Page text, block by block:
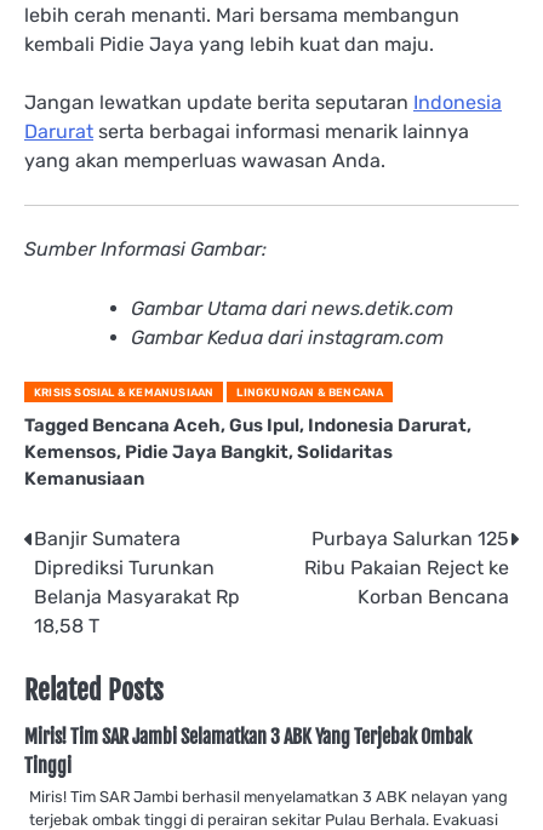
lebih cerah menanti. Mari bersama membangun
kembali Pidie Jaya yang lebih kuat dan maju.
Jangan lewatkan update berita seputaran Indonesia
Darurat serta berbagai informasi menarik lainnya
yang akan memperluas wawasan Anda.
Sumber Informasi Gambar:
Gambar Utama dari news.detik.com
Gambar Kedua dari instagram.com
KRISIS SOSIAL & KEMANUSIAAN LINGKUNGAN & BENCANA
Tagged Bencana Aceh, Gus Ipul, Indonesia Darurat,
Kemensos, Pidie Jaya Bangkit, Solidaritas
Kemanusiaan
Post
navigation
Banjir Sumatera
Diprediksi Turunkan
Belanja Masyarakat Rp
18,58 T
Purbaya Salurkan 125
Ribu Pakaian Reject ke
Korban Bencana
Related Posts
Miris! Tim SAR Jambi Selamatkan 3 ABK Yang Terjebak Ombak
Tinggi
Miris! Tim SAR Jambi berhasil menyelamatkan 3 ABK nelayan yang
terjebak ombak tinggi di perairan sekitar Pulau Berhala. Evakuasi